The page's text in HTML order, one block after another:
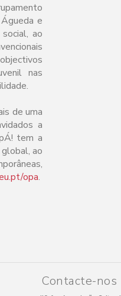
e
ao
nas
de uma
a
tem a
ao
opa.
Contacte-nos